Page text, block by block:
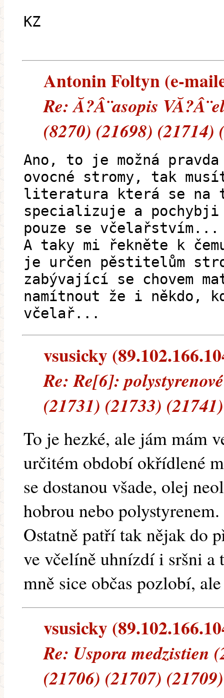
KZ
Antonin Foltyn (e-
Re: Ă?Â¨asopis
(8270) (21698) (21714)
Ano, to je možná
ovocné stromy, tak
literatura která se na
specializuje a
pouze se včelařstvím...
A taky mi řekněte k
je určen pěstitelům
zabývající se chovem
namítnout že i někdo,
včelař...
vsusicky
Re: Re[6]:
(21731) (21733) (21741)
To je hezké, ale jám mám
určitém období okřídlené
se dostanou všade, olej
hobrou nebo
Ostatně patří tak nějak do
ve včelíně uhnízdí i sršni a
mně sice občas pozlobí,
vsusicky
Re: Uspora medzistien
(21706) (21707)